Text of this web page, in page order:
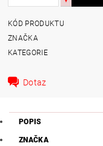
KÓD PRODUKTU
ZNAČKA
KATEGORIE
Dotaz
POPIS
ZNAČKA